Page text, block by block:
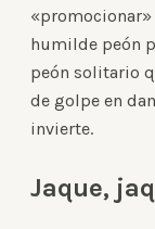
«promocionar»
humilde peón
peón solitario
de golpe en
invierte.
Jaque,